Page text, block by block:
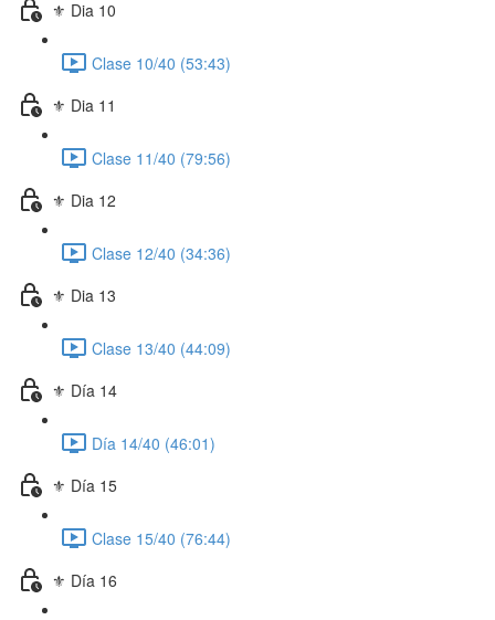
⚜️ Dia 10
Clase 10/40 (53:43)
⚜️ Dia 11
Clase 11/40 (79:56)
⚜️ Dia 12
Clase 12/40 (34:36)
⚜️ Dia 13
Clase 13/40 (44:09)
⚜️ Día 14
Día 14/40 (46:01)
⚜️ Día 15
Clase 15/40 (76:44)
⚜️ Día 16